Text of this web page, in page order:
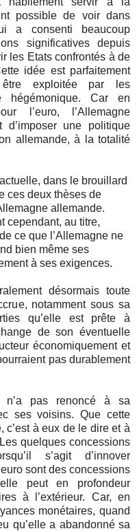
possible de voir dans
a consenti beaucoup
significatives depuis
les Etats confrontés à de
idée est parfaitement
exploitée par les
hégémonique. Car en
l’euro, l’Allemagne
d’imposer une politique
allemande, à la totalité
dans le brouillard
ces deux thèses de
allemande.
cependant, au titre,
ce que l’Allemagne ne
bien même ses
à ses exigences.
désormais toute
notamment sous sa
qu’elle est prête à
de son éventuelle
économiquement et
pas durablement
n’a pas renoncé à sa
ses voisins. Que cette
c’est à eux de le dire et à
quelques concessions
s’agit d’innover
sont des concessions
peut en profondeur
à l’extérieur. Car, en
monétaires, quand
qu’elle a abandonné sa